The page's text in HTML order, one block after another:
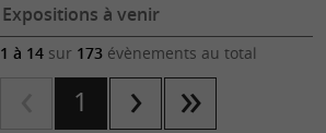
Expositions à venir
1 à 14sur 173évènements au total
1